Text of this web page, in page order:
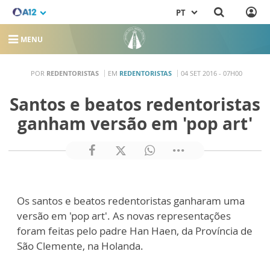
PT
MENU
POR REDENTORISTAS EM REDENTORISTAS 04 SET 2016 - 07H00
Santos e beatos redentoristas
ganham versão em 'pop art'
Os santos e beatos redentoristas ganharam uma
versão em 'pop art'. As novas representações
foram feitas pelo padre Han Haen, da Província de
São Clemente, na Holanda.